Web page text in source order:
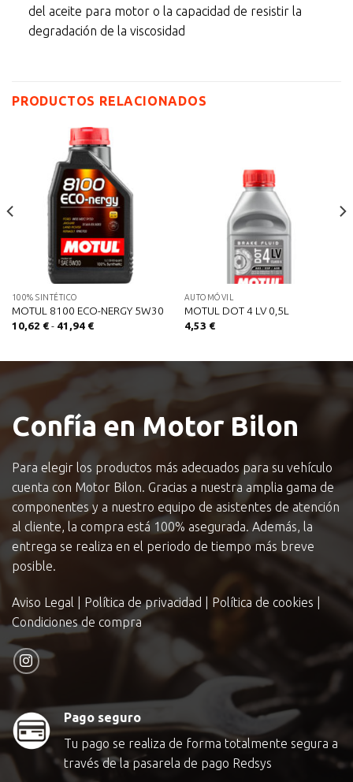
del aceite para motor o la capacidad de resistir la
degradación de la viscosidad
PRODUCTOS RELACIONADOS
100% SINTÉTICO
MOTUL 8100 ECO-NERGY 5W30
10,62 € - 41,94 €Rango
10,62 €
hasta
AUTOMÓVIL
MOTUL DOT 4 LV 0,5L
4,53 €
Confía en Motor Bilon
Para elegir los productos más adecuados para su vehículo
cuenta con Motor Bilon. Gracias a nuestra amplia gama de
componentes y a nuestro equipo de asistentes de atención
al cliente, la compra está 100% asegurada. Además, la
entrega se realiza en el periodo de tiempo más breve
posible.
Aviso Legal Política de privacidad Política de cookies
Condiciones de compra
Pago seguro
Tu pago se realiza de forma totalmente segura a
través de la pasarela de pago Redsys